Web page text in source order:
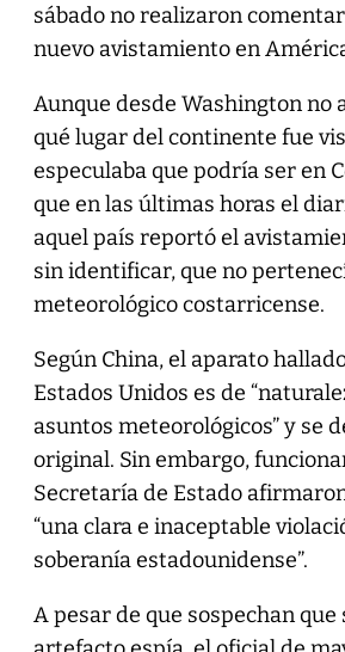
sábado no realizaron
nuevo avistamiento en
Aunque desde Washington no
qué lugar del continente fue
especulaba que podría ser en
que en las últimas horas el
aquel país reportó el
sin identificar, que no
meteorológico costarricense.
Según China, el aparato
Estados Unidos es de
asuntos meteorológicos” y se
original. Sin embargo,
Secretaría de Estado
“una clara e inaceptable
soberanía estadounidense”.
A pesar de que sospechan